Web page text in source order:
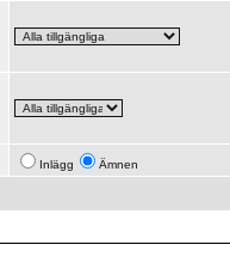
Inlägg Ämnen